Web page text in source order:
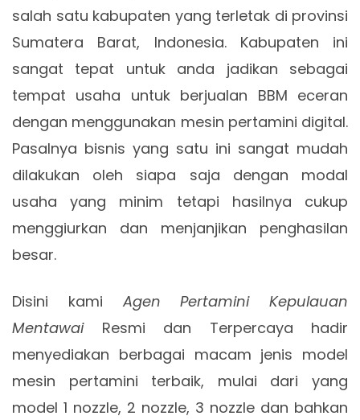
salah satu kabupaten yang terletak di provinsi
Sumatera Barat, Indonesia. Kabupaten ini
sangat tepat untuk anda jadikan sebagai
tempat usaha untuk berjualan BBM eceran
dengan menggunakan mesin pertamini digital.
Pasalnya bisnis yang satu ini sangat mudah
dilakukan oleh siapa saja dengan modal
usaha yang minim tetapi hasilnya cukup
menggiurkan dan menjanjikan penghasilan
besar.
Disini kami Agen Pertamini Kepulauan
MentawaiResmi dan Terpercaya hadir
menyediakan berbagai macam jenis model
mesin pertamini terbaik, mulai dari yang
model 1 nozzle, 2 nozzle, 3 nozzle dan bahkan